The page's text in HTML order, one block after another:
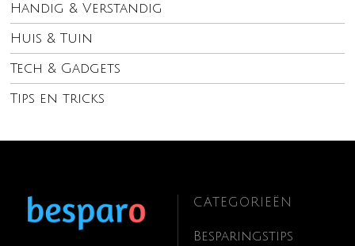
Handig & Verstandig
Huis & Tuin
Tech & Gadgets
Tips en tricks
CATEGORIEËN
Besparingstips